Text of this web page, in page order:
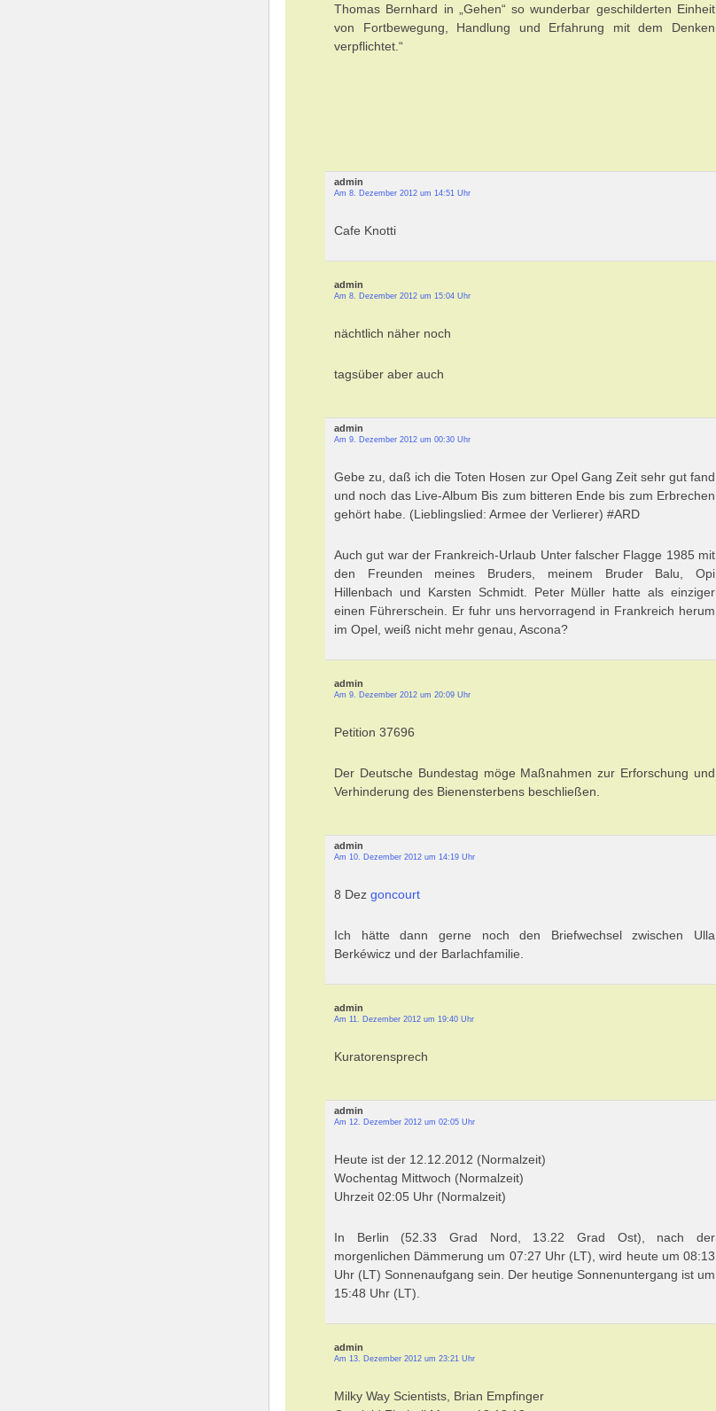
Thomas Bernhard in „Gehen“ so wunderbar geschilderten Einheit
von Fortbewegung, Handlung und Erfahrung mit dem Denken
verpflichtet.“
admin
Am 8. Dezember 2012 um 14:51 Uhr
Cafe Knotti
admin
Am 8. Dezember 2012 um 15:04 Uhr
nächtlich näher noch
tagsüber aber auch
admin
Am 9. Dezember 2012 um 00:30 Uhr
Gebe zu, daß ich die Toten Hosen zur Opel Gang Zeit sehr gut fand
und noch das Live-Album Bis zum bitteren Ende bis zum Erbrechen
gehört habe. (Lieblingslied: Armee der Verlierer) #ARD
Auch gut war der Frankreich-Urlaub Unter falscher Flagge 1985 mit
den Freunden meines Bruders, meinem Bruder Balu, Opi
Hillenbach und Karsten Schmidt. Peter Müller hatte als einziger
einen Führerschein. Er fuhr uns hervorragend in Frankreich herum
im Opel, weiß nicht mehr genau, Ascona?
admin
Am 9. Dezember 2012 um 20:09 Uhr
Petition 37696
Der Deutsche Bundestag möge Maßnahmen zur Erforschung und
Verhinderung des Bienensterbens beschließen.
admin
Am 10. Dezember 2012 um 14:19 Uhr
8 Dez goncourt
Ich hätte dann gerne noch den Briefwechsel zwischen Ulla
Berkéwicz und der Barlachfamilie.
admin
Am 11. Dezember 2012 um 19:40 Uhr
Kuratorensprech
admin
Am 12. Dezember 2012 um 02:05 Uhr
Heute ist der 12.12.2012 (Normalzeit)
Wochentag Mittwoch (Normalzeit)
Uhrzeit 02:05 Uhr (Normalzeit)
In Berlin (52.33 Grad Nord, 13.22 Grad Ost), nach der
morgenlichen Dämmerung um 07:27 Uhr (LT), wird heute um 08:13
Uhr (LT) Sonnenaufgang sein. Der heutige Sonnenuntergang ist um
15:48 Uhr (LT).
admin
Am 13. Dezember 2012 um 23:21 Uhr
Milky Way Scientists, Brian Empfinger